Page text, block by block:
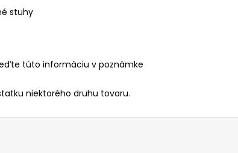
stuhy
túto informáciu v poznámke
niektorého druhu tovaru.